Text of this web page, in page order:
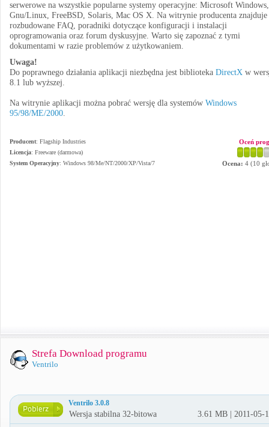
serwerowe na wszystkie popularne systemy operacyjne: Microsoft Windows,
Gnu/Linux, FreeBSD, Solaris, Mac OS X. Na witrynie producenta znajduje
rozbudowane FAQ, poradniki dotyczące konfiguracji i instalacji
oprogramowania oraz forum dyskusyjne. Warto się zapoznać z tymi
dokumentami w razie problemów z użytkowaniem.
Uwaga!
Do poprawnego działania aplikacji niezbędna jest biblioteka DirectX w
8.1 lub wyższej.
Na witrynie aplikacji można pobrać wersję dla systemów Windows
95/98/ME/2000.
Producent: Flagship Industries
Licencja: Freeware (darmowa)
System Operacyjny: Windows 98/Me/NT/2000/XP/Vista/7
Oceń
Ocena: 4 (10
Strefa Download programu
Ventrilo
Ventrilo 3.0.8
Wersja stabilna 32-bitowa 3.61 MB | 2011-05-